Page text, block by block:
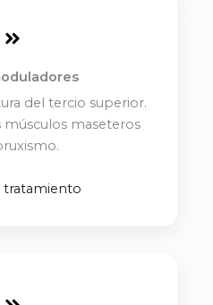
del tercio superior.
músculos maseteros
tratamiento